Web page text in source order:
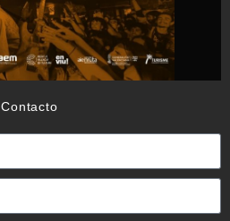
Contacto